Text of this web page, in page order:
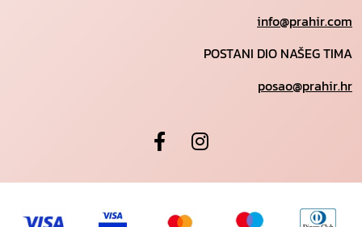
info@prahir.com
POSTANI DIO NAŠEG TIMA
posao@prahir.hr